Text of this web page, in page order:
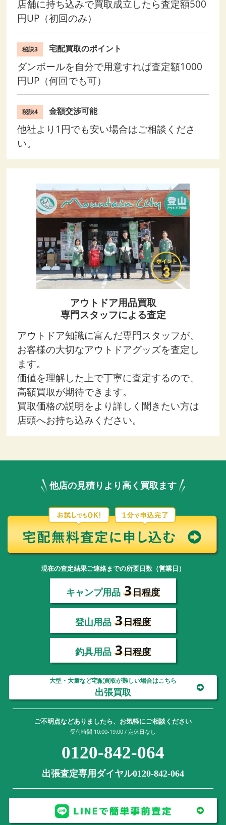
店舗に持ち込みで買取成立したら査定額500
円UP（初回のみ）
秘訣3 宅配買取のポイント
ダンボールを自分で用意すれば査定額1000
円UP（何回でも可）
秘訣4 金額交渉可能
他社より1円でも安い場合はご相談くださ
い。
アウトドア用品買取
専門スタッフによる査定
アウトドア知識に富んだ専門スタッフが、
お客様の大切なアウトドアグッズを査定し
ます。
価値を理解した上で丁寧に査定するので、
高額買取が期待できます。
買取価格の説明をより詳しく聞きたい方は
店頭へお持ち込みください。
他店の見積りより高く買取ます
現在の査定結果ご連絡までの所要日数（営業日）
キャンプ用品 3日程度
登山用品 3日程度
釣具用品 3日程度
大型・大量など宅配買取が難しい場合はこちら
出張買取
ご不明点などありましたら、お気軽にご相談ください
受付時間 10:00-19:00 / 定休日なし
0120-842-064
出張査定専用ダイヤル0120-842-064